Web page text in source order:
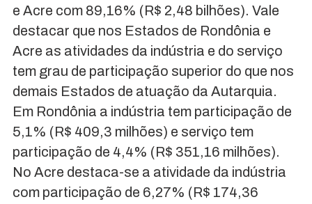
e Acre com 89,16% (R$ 2,48 bilhões). Vale
destacar que nos Estados de Rondônia e
Acre as atividades da indústria e do serviço
tem grau de participação superior do que nos
demais Estados de atuação da Autarquia.
Em Rondônia a indústria tem participação de
5,1% (R$ 409,3 milhões) e serviço tem
participação de 4,4% (R$ 351,16 milhões).
No Acre destaca-se a atividade da indústria
com participação de 6,27% (R$ 174,36